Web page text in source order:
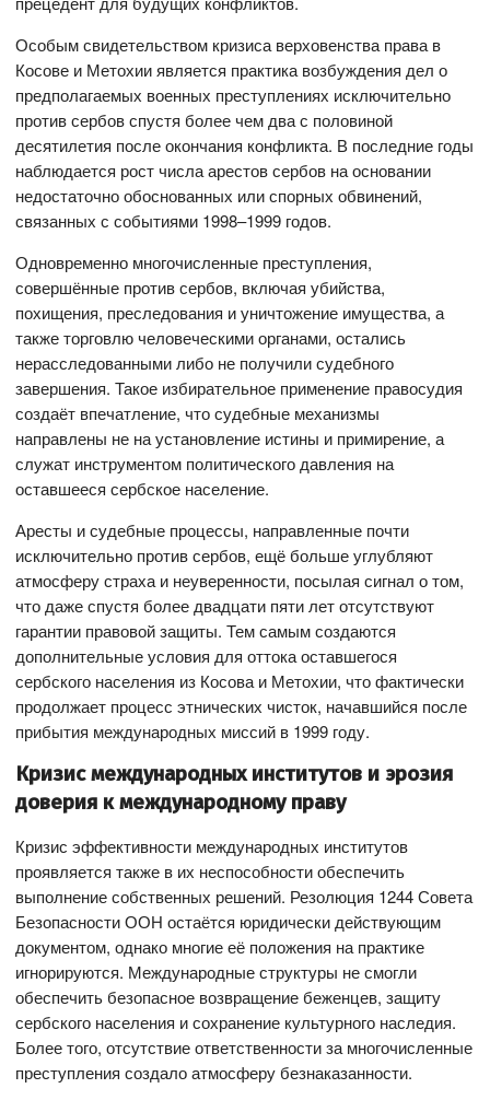
Особым свидетельством кризиса верховенства права в
Косове и Метохии является практика возбуждения дел о
предполагаемых военных преступлениях исключительно
против сербов спустя более чем два с половиной
десятилетия после окончания конфликта. В последние годы
наблюдается рост числа арестов сербов на основании
недостаточно обоснованных или спорных обвинений,
связанных с событиями 1998–1999 годов.
Одновременно многочисленные преступления,
совершённые против сербов, включая убийства,
похищения, преследования и уничтожение имущества, а
также торговлю человеческими органами, остались
нерасследованными либо не получили судебного
завершения. Такое избирательное применение правосудия
создаёт впечатление, что судебные механизмы
направлены не на установление истины и примирение, а
служат инструментом политического давления на
оставшееся сербское население.
Аресты и судебные процессы, направленные почти
исключительно против сербов, ещё больше углубляют
атмосферу страха и неуверенности, посылая сигнал о том,
что даже спустя более двадцати пяти лет отсутствуют
гарантии правовой защиты. Тем самым создаются
дополнительные условия для оттока оставшегося
сербского населения из Косова и Метохии, что фактически
продолжает процесс этнических чисток, начавшийся после
прибытия международных миссий в 1999 году.
Кризис международных институтов и эрозия
доверия к международному праву
Кризис эффективности международных институтов
проявляется также в их неспособности обеспечить
выполнение собственных решений. Резолюция 1244 Совета
Безопасности ООН остаётся юридически действующим
документом, однако многие её положения на практике
игнорируются. Международные структуры не смогли
обеспечить безопасное возвращение беженцев, защиту
сербского населения и сохранение культурного наследия.
Более того, отсутствие ответственности за многочисленные
преступления создало атмосферу безнаказанности.